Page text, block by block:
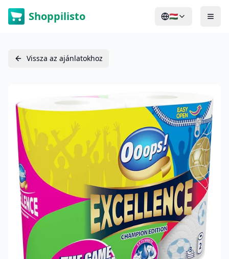
Shoppilisto 🇭🇺
Vissza az ajánlatokhoz